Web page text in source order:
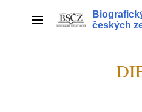
Hlavní menučeských